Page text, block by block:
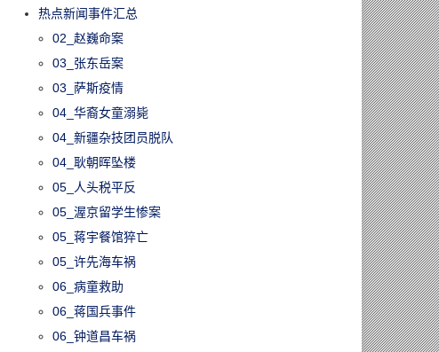
20260113/时代落幕！
运营33年的《明报》
加拿大版1月17日停
刊，永久关闭
热点新闻事件汇总
02_赵巍命案
03_张东岳案
03_萨斯疫情
04_华裔女童溺毙
04_新疆杂技团员脱队
04_耿朝晖坠楼
05_人头税平反
05_渥京留学生惨案
05_蒋宇餐馆猝亡
05_许先海车祸
06_病童救助
06_蒋国兵事件
06_钟道昌车祸